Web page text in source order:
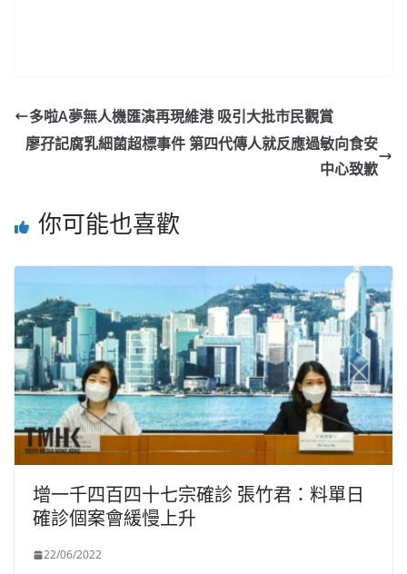
多啦A夢無人機匯演再現維港 吸引大批市民觀賞
廖孖記腐乳細菌超標事件 第四代傳人就反應過敏向食安
中心致歉
你可能也喜歡
增一千四百四十七宗確診 張竹君：料單日
確診個案會緩慢上升
22/06/2022